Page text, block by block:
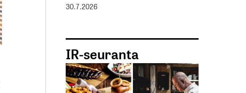
30.7.2026
IR-seuranta